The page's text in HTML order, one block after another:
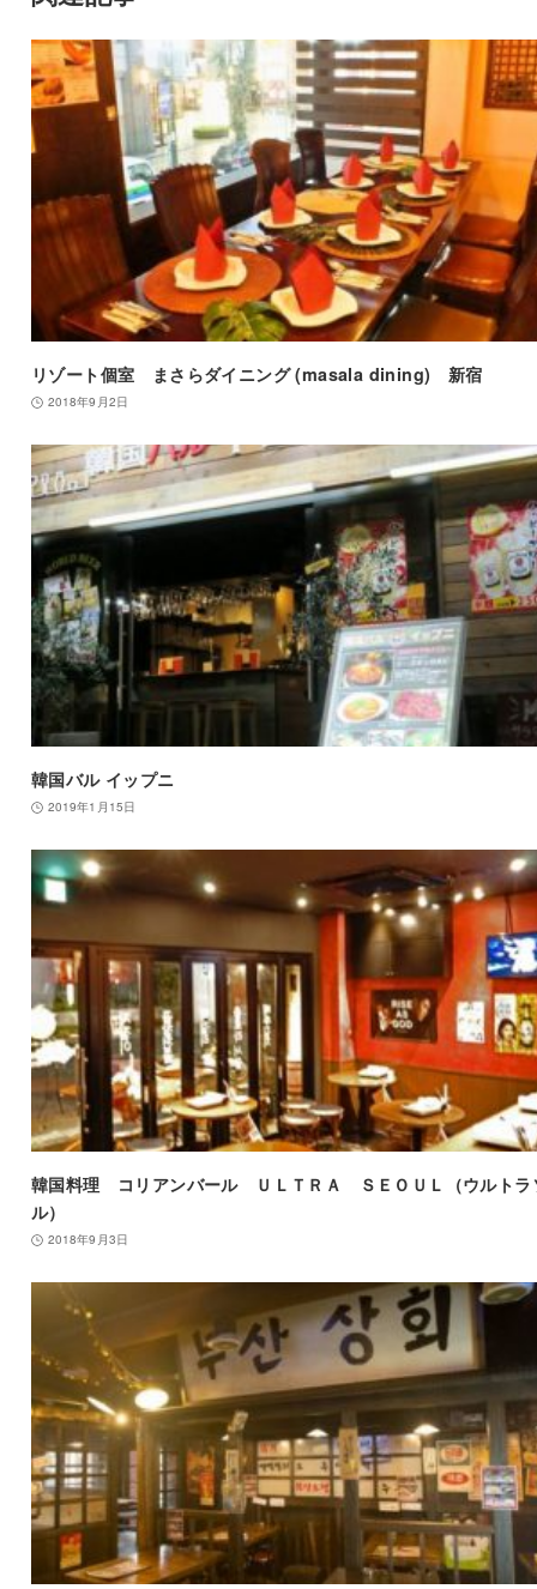
リゾート個室 まさらダイニング (masala dining) 新宿
2018年9月2日
韓国バル イップニ
2019年1月15日
韓国料理 コリアンバール ＵＬＴＲＡ ＳＥＯＵＬ（ウルトラ
ル）
2018年9月3日